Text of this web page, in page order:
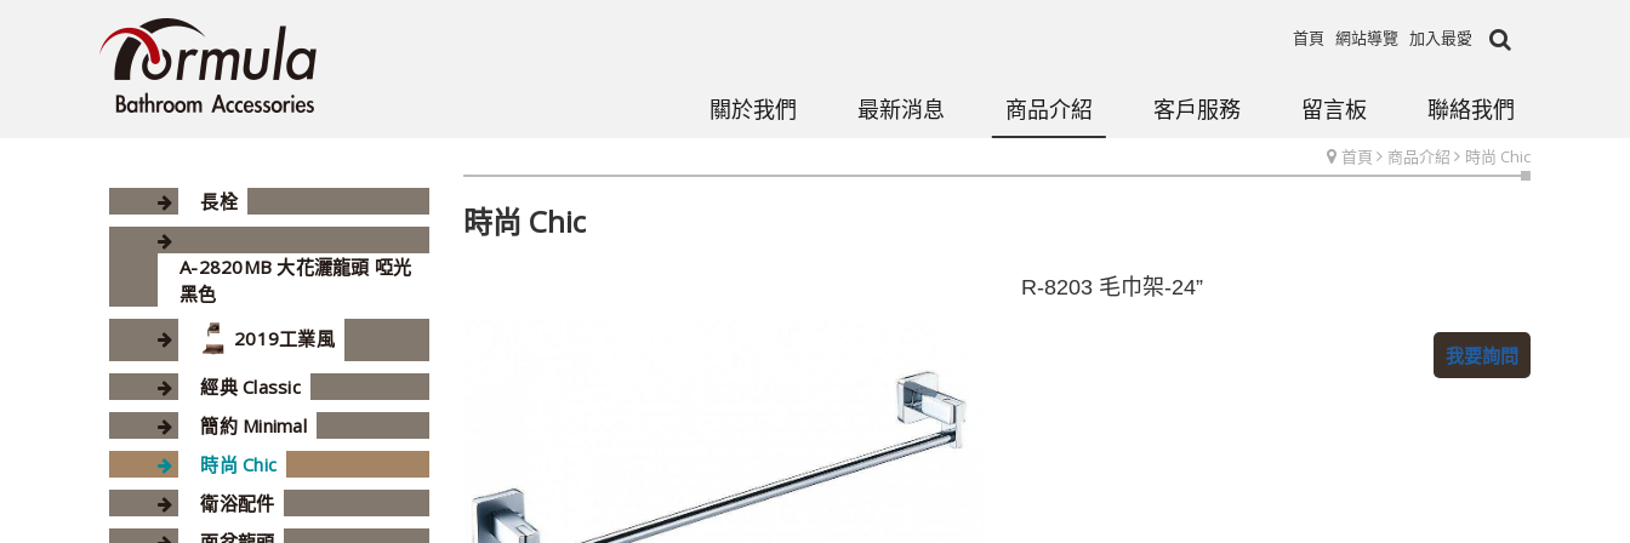
首頁 網站導覽 加入最愛
關於我們 最新消息 商品介紹 客戶服務 留言板 聯絡我們
首頁 商品介紹 時尚 Chic
長栓
A-2820MB 大花灑龍頭 啞光
黑色
2019工業風
經典 Classic
簡約 Minimal
時尚 Chic
衛浴配件
時尚 Chic
R-8203 毛巾架-24”
我要詢問